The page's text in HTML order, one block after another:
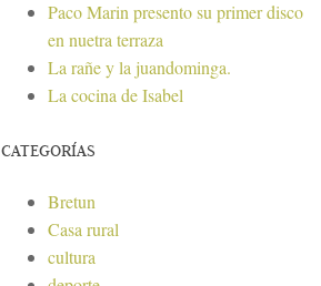
Paco Marin presento su primer disco
en nuetra terraza
La rañe y la juandominga.
La cocina de Isabel
CATEGORÍAS
Bretun
Casa rural
cultura